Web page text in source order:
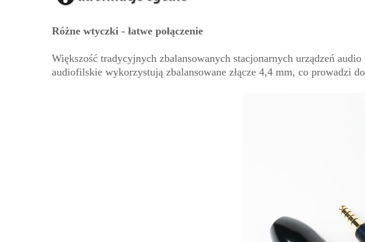
Różne wtyczki - łatwe połączenie
Większość tradycyjnych zbalansowanych stacjonarnych urządzeń
audiofilskie wykorzystują zbalansowane złącze 4,4 mm, co prowadzi